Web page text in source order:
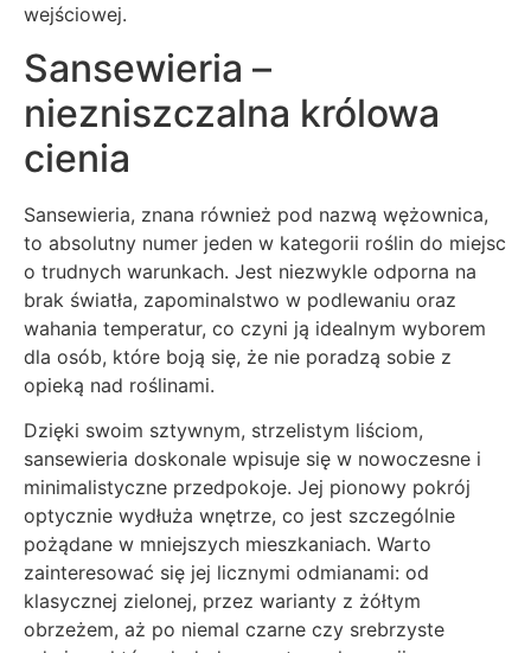
wejściowej.
Sansewieria –
niezniszczalna królowa
cienia
Sansewieria, znana również pod nazwą wężownica,
to absolutny numer jeden w kategorii roślin do miejsc
o trudnych warunkach. Jest niezwykle odporna na
brak światła, zapominalstwo w podlewaniu oraz
wahania temperatur, co czyni ją idealnym wyborem
dla osób, które boją się, że nie poradzą sobie z
opieką nad roślinami.
Dzięki swoim sztywnym, strzelistym liściom,
sansewieria doskonale wpisuje się w nowoczesne i
minimalistyczne przedpokoje. Jej pionowy pokrój
optycznie wydłuża wnętrze, co jest szczególnie
pożądane w mniejszych mieszkaniach. Warto
zainteresować się jej licznymi odmianami: od
klasycznej zielonej, przez warianty z żółtym
obrzeżem, aż po niemal czarne czy srebrzyste